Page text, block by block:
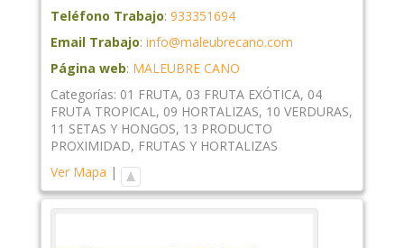
Teléfono Trabajo: 933351694
Email Trabajo: info@maleubrecano.com
Página web: MALEUBRE CANO
Categorías: 01 FRUTA, 03 FRUTA EXÓTICA, 04
FRUTA TROPICAL, 09 HORTALIZAS, 10 VERDURAS,
11 SETAS Y HONGOS, 13 PRODUCTO
PROXIMIDAD, FRUTAS Y HORTALIZAS
Ver Mapa |